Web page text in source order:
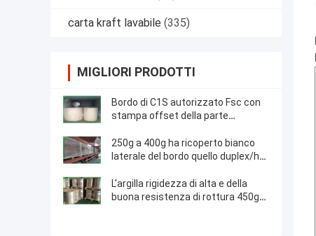
carta kraft lavabile (335)
MIGLIORI PRODOTTI
Bordo di C1S autorizzato Fsc con
stampa offset della parte
1160mm
250g a 400g ha ricoperto bianco
laterale del bordo quello duplex/ha
corriere
L'argilla rigidezza di alta e della
buona resistenza di rottura 450g